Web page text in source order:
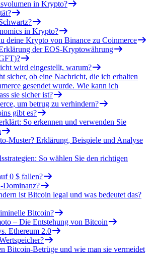
in Krypto?
in Krypto?
deine Krypto von Binance zu Coinmerce
der EOS-Kryptowährung
wird eingestellt, warum?
sicher, ob eine Nachricht, die ich erhalten
gesendet wurde. Wie kann ich
sie sicher ist?
um betrug zu verhindern?
gibt es?
So erkennen und verwenden Sie
Muster? Erklärung, Beispiele und Analyse
So wählen Sie den richtigen
0 $ fallen?
Dominanz?
ist Bitcoin legal und was bedeutet das?
Bitcoin?
– Die Entstehung von Bitcoin
Ethereum 2.0
Bitcoin-Betrüge und wie man sie vermeidet